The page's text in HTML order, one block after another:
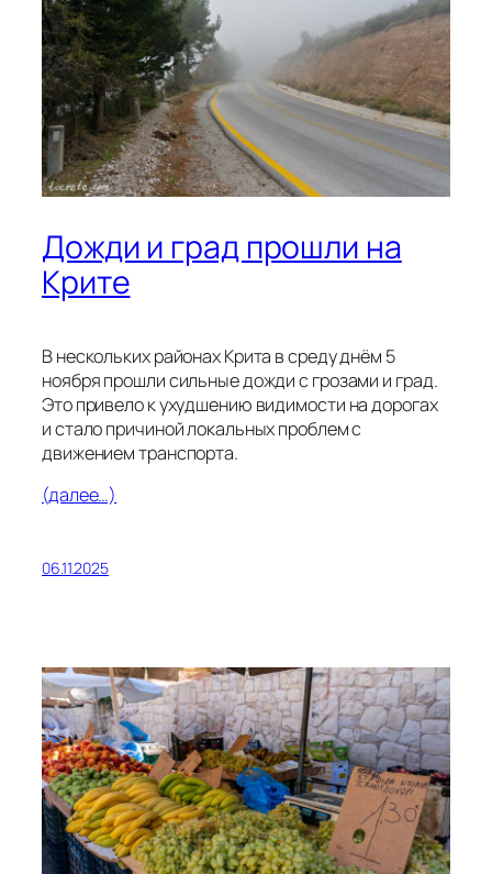
Дожди и град прошли на
Крите
В нескольких районах Крита в среду днём 5
ноября прошли сильные дожди с грозами и град.
Это привело к ухудшению видимости на дорогах
и стало причиной локальных проблем с
движением транспорта.
(далее…)
06.11.2025